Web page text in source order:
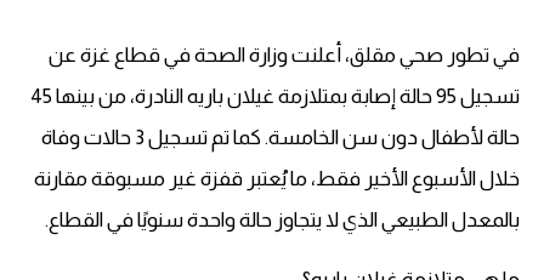
في تطور صحي مقلق، أعلنت وزارة الصحة في قطاع غزة عن
تسجيل 95 حالة إصابة بمتلازمة غيلان باريه النادرة، من بينها 45
حالة لأطفال دون سن الخامسة. كما تم تسجيل 3 حالات وفاة
خلال الأسبوع الأخير فقط، ما يُعتبر قفزة غير مسبوقة مقارنة
بالمعدل الطبيعي الذي لا يتجاوز حالة واحدة سنويًا في القطاع.